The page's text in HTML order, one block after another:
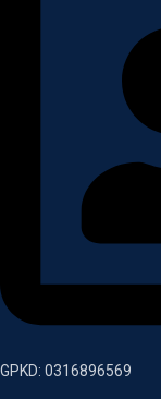
GPKD: 0316896569